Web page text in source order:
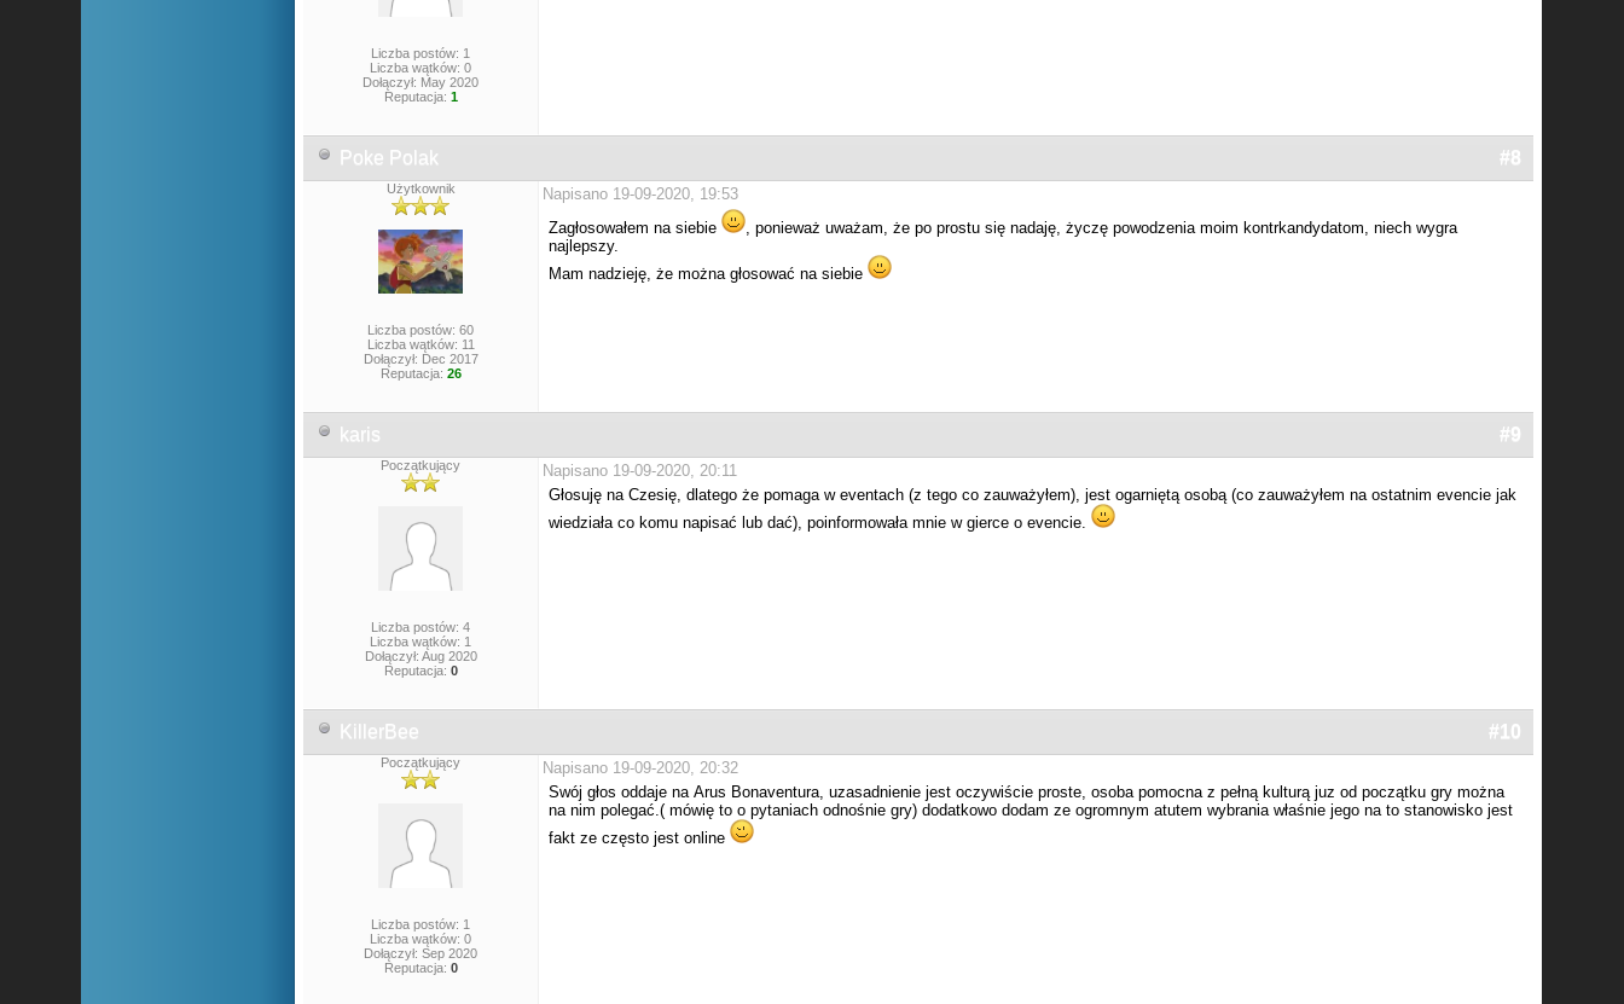
Liczba postów: 1
Liczba wątków: 0
Dołączył: May 2020
Reputacja: 1
Poke Polak #8
Użytkownik
Liczba postów: 60
Liczba wątków: 11
Dołączył: Dec 2017
Reputacja: 26
Napisano 19-09-2020, 19:53
Zagłosowałem na siebie
, ponieważ uważam, że po prostu się nadaję, życzę powodzenia moim kontrkandydatom, niech wygra
najlepszy.
Mam nadzieję, że można głosować na siebie
karis #9
Początkujący
Liczba postów: 4
Liczba wątków: 1
Dołączył: Aug 2020
Reputacja: 0
Napisano 19-09-2020, 20:11
Głosuję na Czesię, dlatego że pomaga w eventach (z tego co zauważyłem), jest ogarniętą osobą (co zauważyłem na ostatnim evencie jak
wiedziała co komu napisać lub dać), poinformowała mnie w gierce o evencie.
KillerBee #10
Początkujący
Liczba postów: 1
Liczba wątków: 0
Dołączył: Sep 2020
Reputacja: 0
Napisano 19-09-2020, 20:32
Swój głos oddaje na Arus Bonaventura, uzasadnienie jest oczywiście proste, osoba pomocna z pełną kulturą juz od początku gry można
na nim polegać.( mówię to o pytaniach odnośnie gry) dodatkowo dodam ze ogromnym atutem wybrania właśnie jego na to stanowisko jest
fakt ze często jest online